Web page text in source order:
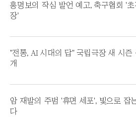
홍명보의 작심 발언 예고, 축구협회 '초
장'
"전통, AI 시대의 답" 국립극장 새 시즌
개
암 재발의 주범 '휴면 세포', 빛으로 잡
다